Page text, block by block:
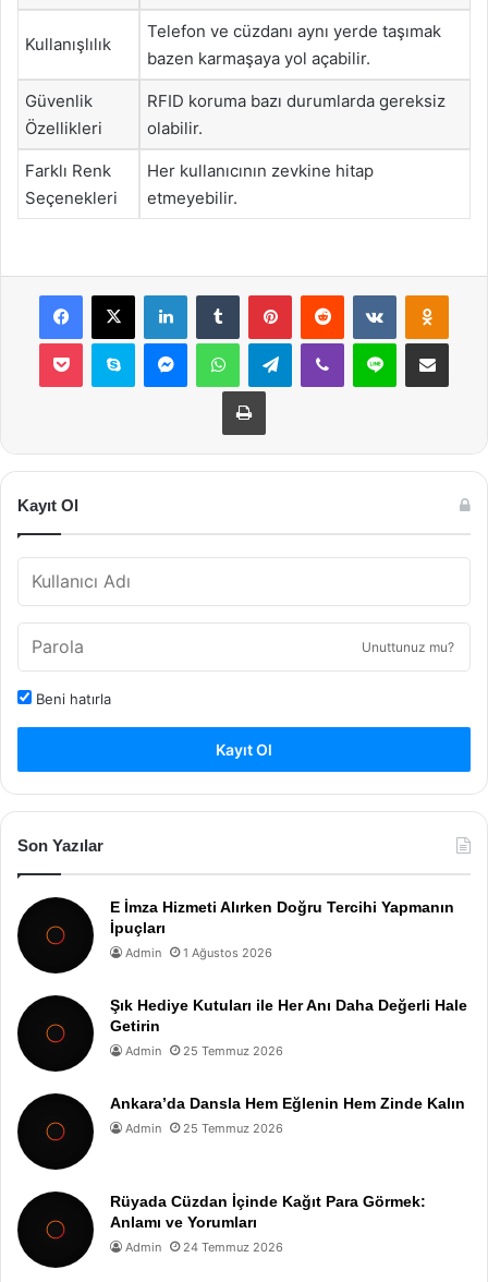
Kullanışlılık
Telefon ve cüzdanı aynı yerde taşımak
bazen karmaşaya yol açabilir.
Güvenlik
Özellikleri
RFID koruma bazı durumlarda gereksiz
olabilir.
Farklı Renk
Seçenekleri
Her kullanıcının zevkine hitap
etmeyebilir.
Facebook
X LinkedInTumblr PinterestReddit VKontakte
Pocket Skype MessengerWhatsAppTelegramViber Line E-Posta ile
Yazdır
Kayıt Ol
Unuttunuz mu?
Beni hatırla
Kayıt Ol
Son Yazılar
E İmza Hizmeti Alırken Doğru Tercihi Yapmanın
İpuçları
Admin 1 Ağustos 2026
Şık Hediye Kutuları ile Her Anı Daha Değerli Hale
Getirin
Admin 25 Temmuz 2026
Ankara’da Dansla Hem Eğlenin Hem Zinde Kalın
Admin 25 Temmuz 2026
Rüyada Cüzdan İçinde Kağıt Para Görmek:
Anlamı ve Yorumları
Admin 24 Temmuz 2026